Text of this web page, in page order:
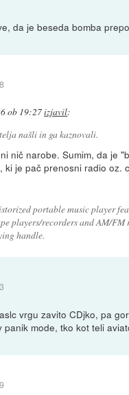
da je beseda bomba
ob 19:27izjavil:
našli in ga kaznovali.
nič narobe. Sumim, da je
ki je pač prenosni radio oz.
portable music player
players/recorders and AM/FM
handle.
vrgu zavito CDjko, pa
panik mode, tko kot teli